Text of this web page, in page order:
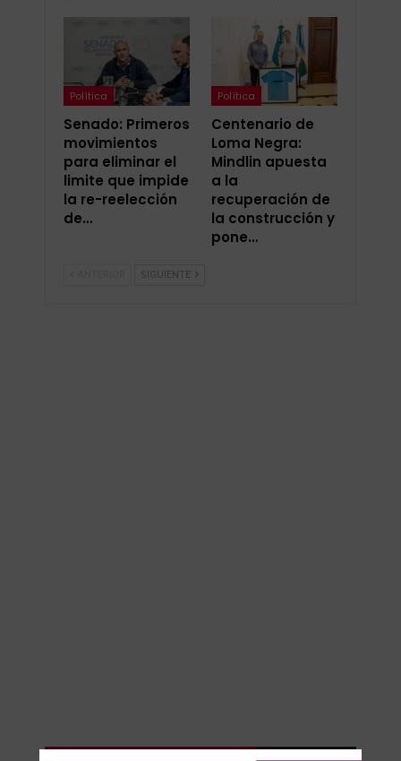
Política
Senado: Primeros
movimientos
para eliminar el
limite que impide
la re-reelección
de…
Política
Centenario de
Loma Negra:
Mindlin apuesta
a la
recuperación de
la construcción y
pone…
SIGUIENTE